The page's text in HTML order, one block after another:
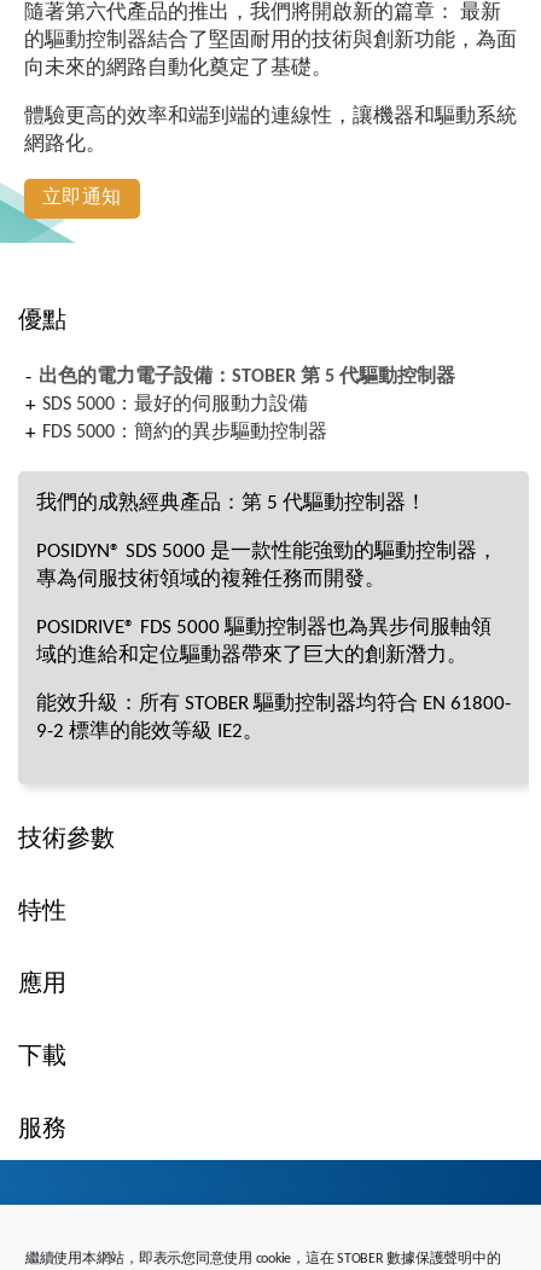
繼續使用本網站，即表示您同意使用 cookie，這在 STOBER 數據保護聲明中的
隨著第六代產品的推出，我們將開啟新的篇章： 最新
的驅動控制器結合了堅固耐用的技術與創新功能，為面
向未來的網路自動化奠定了基礎。
體驗更高的效率和端到端的連線性，讓機器和驅動系統
網路化。
立即通知
優點
出色的電力電子設備：STOBER 第 5 代驅動控制器
SDS 5000：最好的伺服動力設備
FDS 5000：簡約的異步驅動控制器
我們的成熟經典產品：第 5 代驅動控制器！
POSIDYN® SDS 5000 是一款性能強勁的驅動控制器，
專為伺服技術領域的複雜任務而開發。
POSIDRIVE® FDS 5000 驅動控制器也為異步伺服軸領
域的進給和定位驅動器帶來了巨大的創新潛力。
能效升級：所有 STOBER 驅動控制器均符合 EN 61800-
9-2 標準的能效等級 IE2。
技術參數
特性
應用
下載
服務